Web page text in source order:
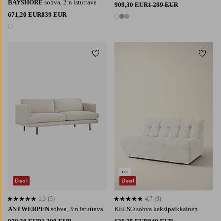
BAYSHORE sohva, 2:n istuttava
671,20 EUR839 EUR
1 väri
909,30 EUR1 299 EUR
3 värejä
ANTWERPEN sohva, 3:n istuttava
1,3 perustuen 3 arvosanaan
1,3 (3)
Deal
Lisää suosikkeihin
KELSO sohva kaksipaikkainen
4,7 perustuen 9 arvosanaan
4,7 (9)
Deal
Lisää